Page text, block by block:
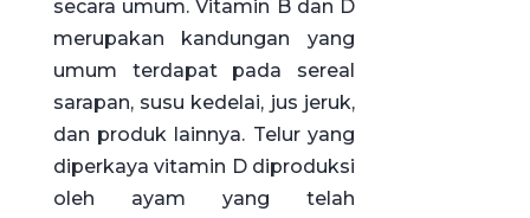
secara umum. Vitamin B dan D
merupakan kandungan yang
umum terdapat pada sereal
sarapan, susu kedelai, jus jeruk,
dan produk lainnya. Telur yang
diperkaya vitamin D diproduksi
oleh ayam yang telah